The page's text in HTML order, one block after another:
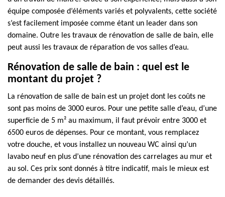
équipe composée d’éléments variés et polyvalents, cette société
s’est facilement imposée comme étant un leader dans son
domaine. Outre les travaux de rénovation de salle de bain, elle
peut aussi les travaux de réparation de vos salles d’eau.
Rénovation de salle de bain : quel est le
montant du projet ?
La rénovation de salle de bain est un projet dont les coûts ne
sont pas moins de 3000 euros. Pour une petite salle d’eau, d’une
superficie de 5 m² au maximum, il faut prévoir entre 3000 et
6500 euros de dépenses. Pour ce montant, vous remplacez
votre douche, et vous installez un nouveau WC ainsi qu’un
lavabo neuf en plus d’une rénovation des carrelages au mur et
au sol. Ces prix sont donnés à titre indicatif, mais le mieux est
de demander des devis détaillés.